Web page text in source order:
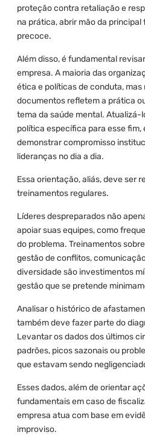
proteção contra retaliação e
na prática, abrir mão da
precoce.
Além disso, é fundamental
empresa. A maioria das
ética e políticas de conduta, mas
documentos refletem a prática
tema da saúde mental. Atualizá-
política específica para esse fim,
demonstrar compromisso
lideranças no dia a dia.
Essa orientação, aliás, deve ser
treinamentos regulares.
Líderes despreparados não
apoiar suas equipes, como
do problema. Treinamentos
gestão de conflitos,
diversidade são investimentos
gestão que se pretende
Analisar o histórico de
também deve fazer parte do
Levantar os dados dos últimos
padrões, picos sazonais ou
que estavam sendo
Esses dados, além de orientar
fundamentais em caso de
empresa atua com base em
improviso.